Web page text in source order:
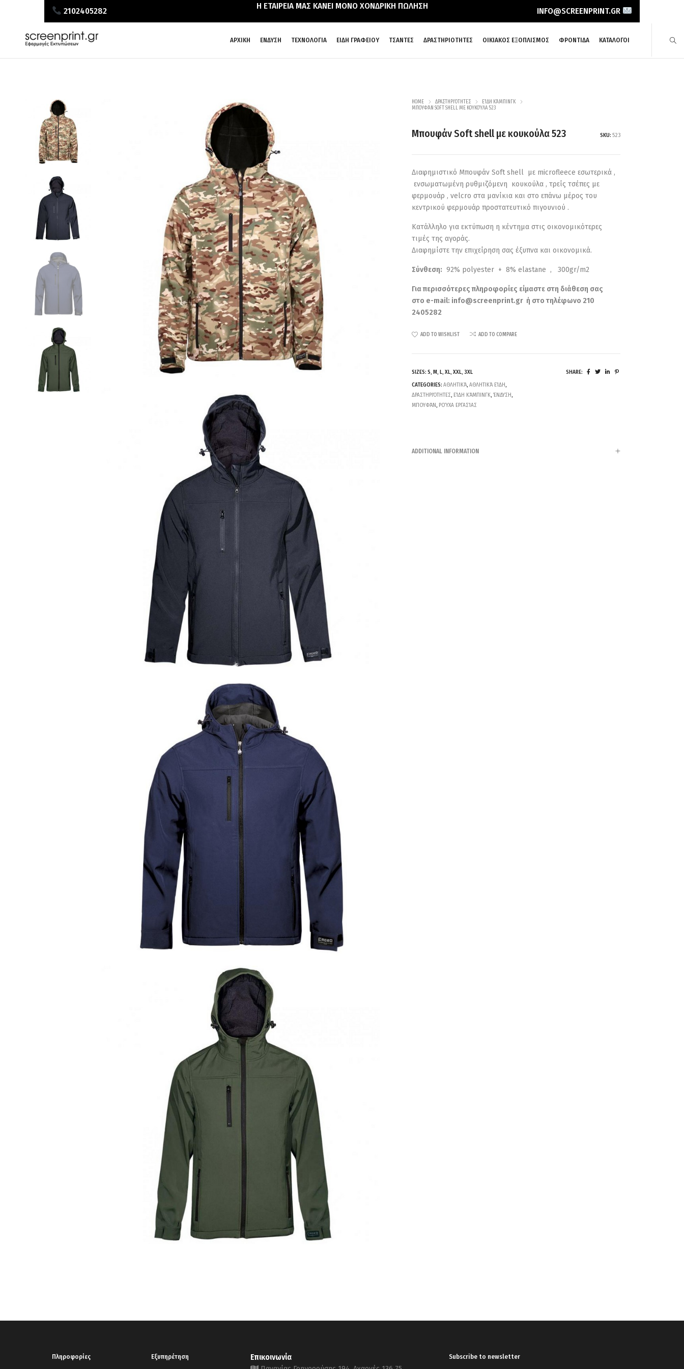
2102405282 Η ΕΤΑΙΡΕΙΑ ΜΑΣ ΚΑΝΕΙ ΜΟΝΟ ΧΟΝΔΡΙΚΗ ΠΩΛΗΣΗ INFO@SCREENPRINT.GR
ΑΡΧΙΚΗ ΕΝΔΥΣΗ ΤΕΧΝΟΛΟΓΙΑ ΕΙΔΗ ΓΡΑΦΕΙΟΥ ΤΣΑΝΤΕΣ ΔΡΑΣΤΗΡΙΟΤΗΤΕΣ ΟΙΚΙΑΚΟΣ ΕΞΟΠΛΙΣΜΟΣ ΦΡΟΝΤΙΔΑ ΚΑΤΑΛΟΓΟΙ
HOME ΔΡΑΣΤΗΡΙΌΤΗΤΕΣ
ΕΊΔΗ ΚΆΜΠΙΝΓΚ
ΜΠΟΥΦΆΝ SOFT SHELL ΜΕ ΚΟΥΚΟΎΛΑ 523
Μπουφάν Soft shell με κουκούλα 523 SKU: 523
Διαφημιστικό Μπουφάν Soft shell με microfleece εσωτερικά ,
ενσωματωμένη ρυθμιζόμενη κουκούλα , τρείς τσέπες με
φερμουάρ , velcro στα μανίκια και στο επάνω μέρος του
κεντρικού φερμουάρ προστατευτικό πιγουνιού .
Κατάλληλο για εκτύπωση η κέντημα στις οικονομικότερες
τιμές της αγοράς.
Διαφημίστε την επιχείρηση σας έξυπνα και οικονομικά.
Σύνθεση: 92% polyester + 8% elastane , 300gr/m2
Για περισσότερες πληροφορίες είμαστε στη διάθεση σας
στο e-mail: info@screenprint.grή στο τηλέφωνο 210
2405282
ADD TO WISHLIST ADD TO COMPARE
SIZES: S, M, L, XL, XXL, 3XL
CATEGORIES: ΑΘΛΗΤΙΚΆ, ΑΘΛΗΤΙΚΆ ΕΊΔΗ,
ΔΡΑΣΤΗΡΙΌΤΗΤΕΣ, ΕΊΔΗ ΚΆΜΠΙΝΓΚ, ΈΝΔΥΣΗ,
ΜΠΟΥΦΆΝ, ΡΟΎΧΑ ΕΡΓΑΣΊΑΣ
SHARE:
ADDITIONAL INFORMATION
Πληροφορίες Εξυπηρέτηση Επικοινωνία Subscribe to newsletter